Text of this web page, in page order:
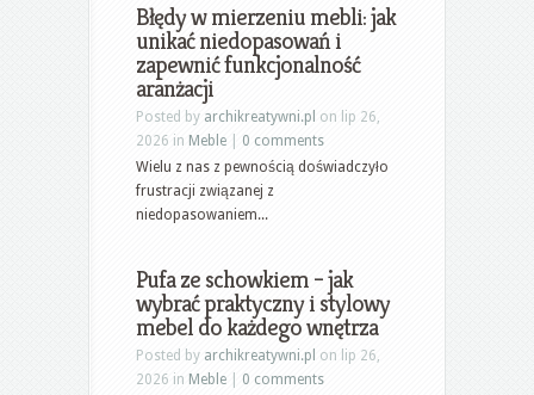
Błędy w mierzeniu mebli: jak
unikać niedopasowań i
zapewnić funkcjonalność
aranżacji
Posted by archikreatywni.pl on lip 26,
2026 in Meble
0 comments
Wielu z nas z pewnością doświadczyło
frustracji związanej z
niedopasowaniem...
Pufa ze schowkiem – jak
wybrać praktyczny i stylowy
mebel do każdego wnętrza
Posted by archikreatywni.pl on lip 26,
2026 in Meble
0 comments